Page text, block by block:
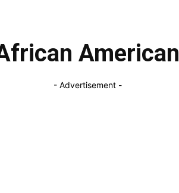
American
- Advertisement -